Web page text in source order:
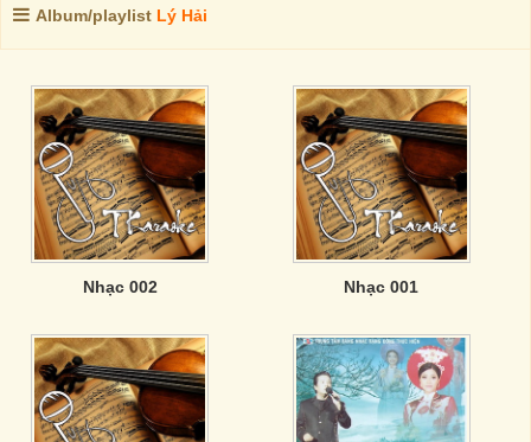
Album/playlist Lý Hải
Nhạc 002 Nhạc 001